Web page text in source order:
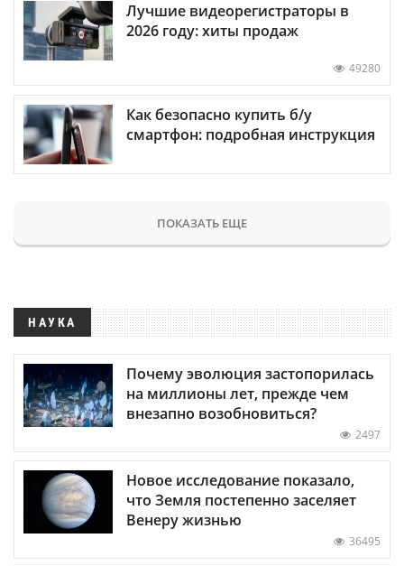
Лучшие видеорегистраторы в
2026 году: хиты продаж
49280
Как безопасно купить б/у
смартфон: подробная инструкция
ПОКАЗАТЬ ЕЩЕ
НАУКА
Почему эволюция застопорилась
на миллионы лет, прежде чем
внезапно возобновиться?
2497
Новое исследование показало,
что Земля постепенно заселяет
Венеру жизнью
36495